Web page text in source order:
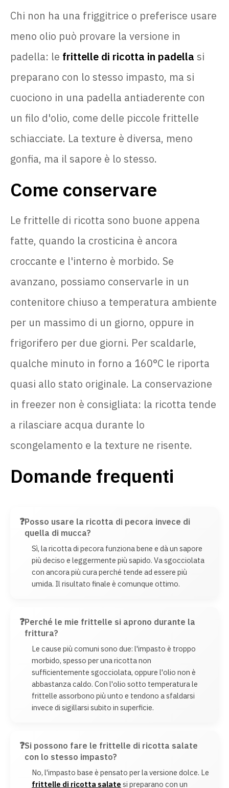
Chi non ha una friggitrice o preferisce usare
meno olio può provare la versione in
padella: le frittelle di ricotta in padella si
preparano con lo stesso impasto, ma si
cuociono in una padella antiaderente con
un filo d'olio, come delle piccole frittelle
schiacciate. La texture è diversa, meno
gonfia, ma il sapore è lo stesso.
Come conservare
Le frittelle di ricotta sono buone appena
fatte, quando la crosticina è ancora
croccante e l'interno è morbido. Se
avanzano, possiamo conservarle in un
contenitore chiuso a temperatura ambiente
per un massimo di un giorno, oppure in
frigorifero per due giorni. Per scaldarle,
qualche minuto in forno a 160°C le riporta
quasi allo stato originale. La conservazione
in freezer non è consigliata: la ricotta tende
a rilasciare acqua durante lo
scongelamento e la texture ne risente.
Domande frequenti
Posso usare la ricotta di pecora invece di
quella di mucca?
Sì, la ricotta di pecora funziona bene e dà un sapore
più deciso e leggermente più sapido. Va sgocciolata
con ancora più cura perché tende ad essere più
umida. Il risultato finale è comunque ottimo.
Perché le mie frittelle si aprono durante la
frittura?
Le cause più comuni sono due: l'impasto è troppo
morbido, spesso per una ricotta non
sufficientemente sgocciolata, oppure l'olio non è
abbastanza caldo. Con l'olio sotto temperatura le
frittelle assorbono più unto e tendono a sfaldarsi
invece di sigillarsi subito in superficie.
Si possono fare le frittelle di ricotta salate
con lo stesso impasto?
No, l'impasto base è pensato per la versione dolce. Le
frittelle di ricotta salate si preparano con un